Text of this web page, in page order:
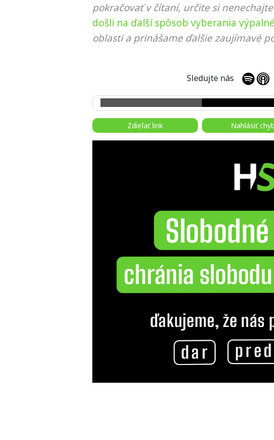
pokračovať v čítaní, určite si
došli na ďalší spôsob vyberania
oblasti a prinášame ďalšie zaujímavé
Sledujte nás
Zdieľať link Nahlásiť